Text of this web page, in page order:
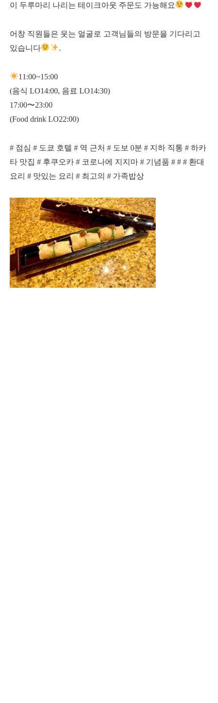
이 두루마리 나리는 테이크아웃 주문도 가능해요
어창 직원들은 웃는 얼굴로 고객님들의 방문을 기다리고
있습니다
.
11:00~15:00
(음식 LO14:00, 음료 LO14:30)
17:00〜23:00
(Food drink LO22:00)
# 점심 # 도쿄 호텔 # 역 근처 # 도보 0분 # 지하 직통 # 하카
타 맛집 # 후쿠오카 # 코로나에 지지마 # 기념품 # # # 환대
요리 # 맛있는 요리 # 최고의 # 가족밥상